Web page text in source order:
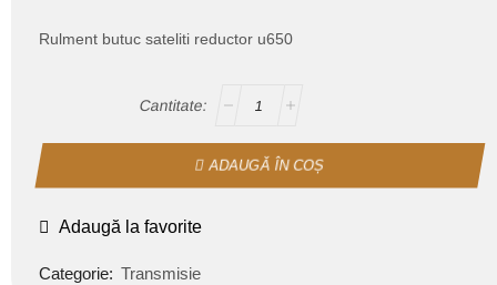
Rulment butuc sateliti reductor u650
ADAUGĂ ÎN COȘ
Adaugă la favorite
Categorie: Transmisie